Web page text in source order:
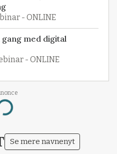
- ONLINE
med digital
- ONLINE
Se mere navnenyt